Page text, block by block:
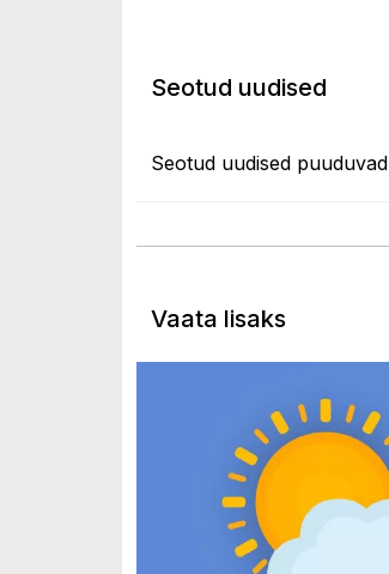
Seotud uudised
Seotud uudised puuduvad
Vaata lisaks